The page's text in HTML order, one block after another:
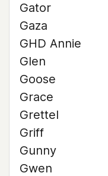
Gator
Gaza
GHD Annie
Glen
Goose
Grace
Grettel
Griff
Gunny
Gwen